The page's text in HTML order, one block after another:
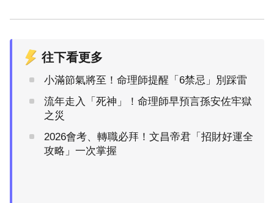
往下看更多
小滿節氣將至！命理師提醒「6禁忌」別踩雷
流年走入「死神」！命理師早預言孫安佐牢獄
之災
2026會考、轉職必拜！文昌帝君「招財好運全
攻略」一次掌握